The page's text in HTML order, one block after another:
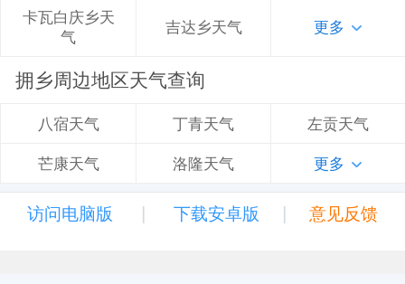
卡瓦白庆乡天
气
吉达乡天气 更多
拥乡周边地区天气查询
八宿天气 丁青天气 左贡天气
芒康天气 洛隆天气 更多
访问电脑版 | 下载安卓版 | 意见反馈